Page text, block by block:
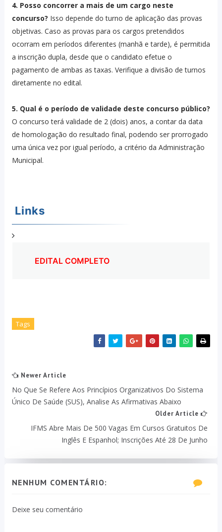
4. Posso concorrer a mais de um cargo neste
concurso? Isso depende do turno de aplicação das provas
objetivas. Caso as provas para os cargos pretendidos
ocorram em períodos diferentes (manhã e tarde), é permitida
a inscrição dupla, desde que o candidato efetue o
pagamento de ambas as taxas. Verifique a divisão de turnos
diretamente no edital.
5. Qual é o período de validade deste concurso público?
O concurso terá validade de 2 (dois) anos, a contar da data
de homologação do resultado final, podendo ser prorrogado
uma única vez por igual período, a critério da Administração
Municipal.
Links
EDITAL COMPLETO
Tags
Newer Article
No Que Se Refere Aos Princípios Organizativos Do Sistema
Único De Saúde (SUS), Analise As Afirmativas Abaixo
Older Article
IFMS Abre Mais De 500 Vagas Em Cursos Gratuitos De
Inglês E Espanhol; Inscrições Até 28 De Junho
NENHUM COMENTÁRIO:
Deixe seu comentário